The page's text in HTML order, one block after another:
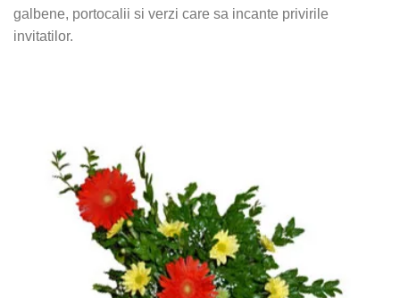
galbene, portocalii si verzi care sa incante privirile
invitatilor.